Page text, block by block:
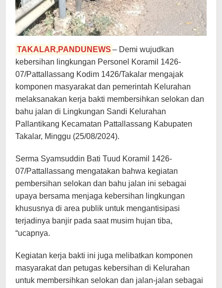
TAKALAR,PANDUNEWS – Demi wujudkan
kebersihan lingkungan Personel Koramil 1426-
07/Pattallassang Kodim 1426/Takalar mengajak
komponen masyarakat dan pemerintah Kelurahan
melaksanakan kerja bakti membersihkan selokan dan
bahu jalan di Lingkungan Sandi Kelurahan
Pallantikang Kecamatan Pattallassang Kabupaten
Takalar, Minggu (25/08/2024).
Serma Syamsuddin Bati Tuud Koramil 1426-
07/Pattallassang mengatakan bahwa kegiatan
pembersihan selokan dan bahu jalan ini sebagai
upaya bersama menjaga kebersihan lingkungan
khususnya di area publik untuk mengantisipasi
terjadinya banjir pada saat musim hujan tiba,
“ucapnya.
Kegiatan kerja bakti ini juga melibatkan komponen
masyarakat dan petugas kebersihan di Kelurahan
untuk membersihkan selokan dan jalan-jalan sebagai